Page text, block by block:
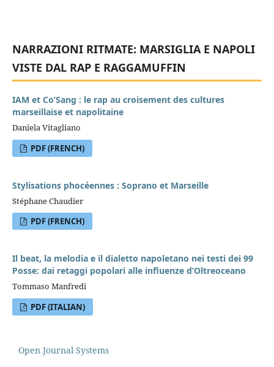
NARRAZIONI RITMATE: MARSIGLIA E NAPOLI
VISTE DAL RAP E RAGGAMUFFIN
IAM et Co’Sang : le rap au croisement des cultures
marseillaise et napolitaine
Daniela Vitagliano
PDF (FRENCH)
Stylisations phocéennes : Soprano et Marseille
Stéphane Chaudier
PDF (FRENCH)
Il beat, la melodia e il dialetto napoletano nei testi dei 99
Posse: dai retaggi popolari alle influenze d’Oltreoceano
Tommaso Manfredi
PDF (ITALIAN)
Open Journal Systems